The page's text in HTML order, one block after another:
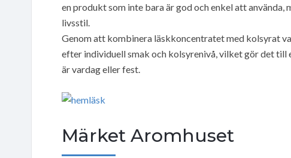
en produkt som inte bara är god och enkel att använda,
livsstil.
Genom att kombinera läskkoncentratet med kolsyrat
efter individuell smak och kolsyrenivå, vilket gör det
är vardag eller fest.
Märket Aromhuset